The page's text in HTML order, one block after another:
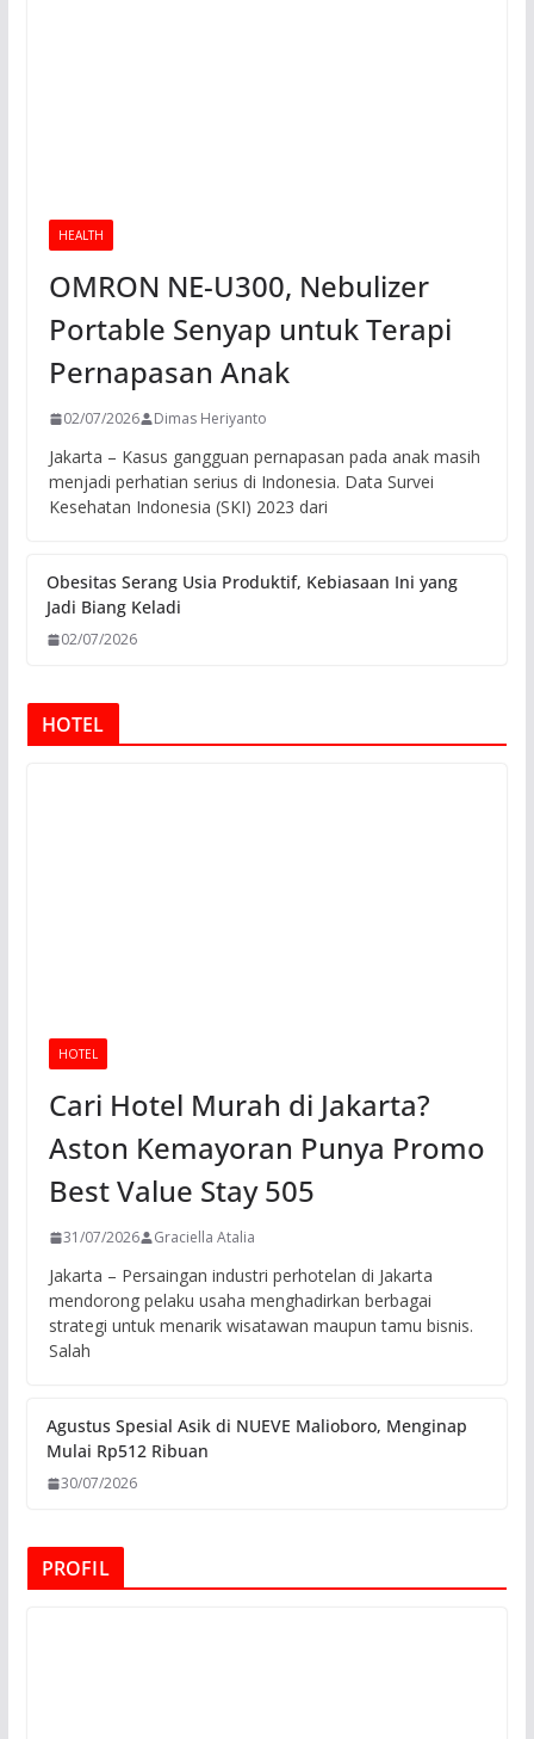
HEALTH
OMRON NE-U300, Nebulizer
Portable Senyap untuk Terapi
Pernapasan Anak
02/07/2026 Dimas Heriyanto
Jakarta – Kasus gangguan pernapasan pada anak masih
menjadi perhatian serius di Indonesia. Data Survei
Kesehatan Indonesia (SKI) 2023 dari
Obesitas Serang Usia Produktif, Kebiasaan Ini yang
Jadi Biang Keladi
02/07/2026
HOTEL
HOTEL
Cari Hotel Murah di Jakarta?
Aston Kemayoran Punya Promo
Best Value Stay 505
31/07/2026 Graciella Atalia
Jakarta – Persaingan industri perhotelan di Jakarta
mendorong pelaku usaha menghadirkan berbagai
strategi untuk menarik wisatawan maupun tamu bisnis.
Salah
Agustus Spesial Asik di NUEVE Malioboro, Menginap
Mulai Rp512 Ribuan
30/07/2026
PROFIL